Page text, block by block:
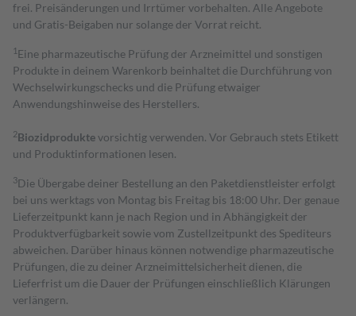
frei. Preisänderungen und Irrtümer vorbehalten. Alle Angebote
und Gratis-Beigaben nur solange der Vorrat reicht.
1 Eine pharmazeutische Prüfung der Arzneimittel und sonstigen
Produkte in deinem Warenkorb beinhaltet die Durchführung von
Wechselwirkungschecks und die Prüfung etwaiger
Anwendungshinweise des Herstellers.
2Biozidproduktevorsichtig verwenden. Vor Gebrauch stets Etikett
und Produktinformationen lesen.
3Die Übergabe deiner Bestellung an den Paketdienstleister erfolgt
bei uns werktags von Montag bis Freitag bis 18:00 Uhr. Der genaue
Lieferzeitpunkt kann je nach Region und in Abhängigkeit der
Produktverfügbarkeit sowie vom Zustellzeitpunkt des Spediteurs
abweichen. Darüber hinaus können notwendige pharmazeutische
Prüfungen, die zu deiner Arzneimittelsicherheit dienen, die
Lieferfrist um die Dauer der Prüfungen einschließlich Klärungen
verlängern.